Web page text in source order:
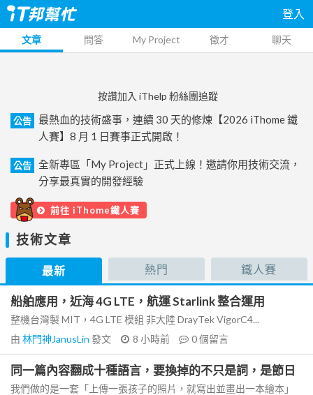
登入
文章 問答 My Project 徵才 聊天
按讚加入 iThelp 粉絲團追蹤
公告
最熱血的技術盛事，連續 30 天的修煉【2026 iThome 鐵
人賽】8 月 1 日賽事正式開啟！
公告
全新專區「My Project」正式上線！邀請你用技術交流，
分享最真實的開發經驗
前往 iThome鐵人賽
技術文章
最新 熱門 鐵人賽
船舶應用，近海 4G LTE，航運 Starlink 整合運用
整機台灣製 MIT，4G LTE 模組 非大陸 DrayTek VigorC4...
由 林門神JanusLin 發文 8 小時前 0個留言
同一篇內容翻成十種語言，要換掉的不只是詞，是節日
我們做的是一套「上傳一張孩子的照片，就寫出並畫出一本繪本」